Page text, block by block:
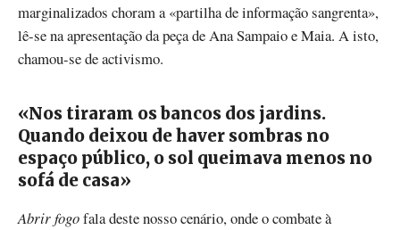
marginalizados choram a «partilha de informação sangrenta»,
lê-se na apresentação da peça de Ana Sampaio e Maia. A isto,
chamou-se de activismo.
«Nos tiraram os bancos dos jardins.
Quando deixou de haver sombras no
espaço público, o sol queimava menos no
sofá de casa»
Abrir fogofala deste nosso cenário, onde o combate à